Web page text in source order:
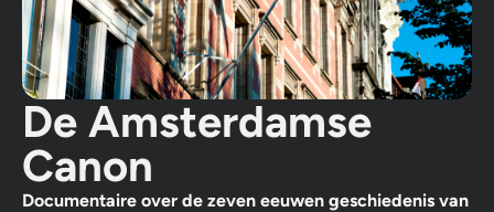
De Amsterdamse
Canon
Documentaire over de zeven eeuwen geschiedenis van